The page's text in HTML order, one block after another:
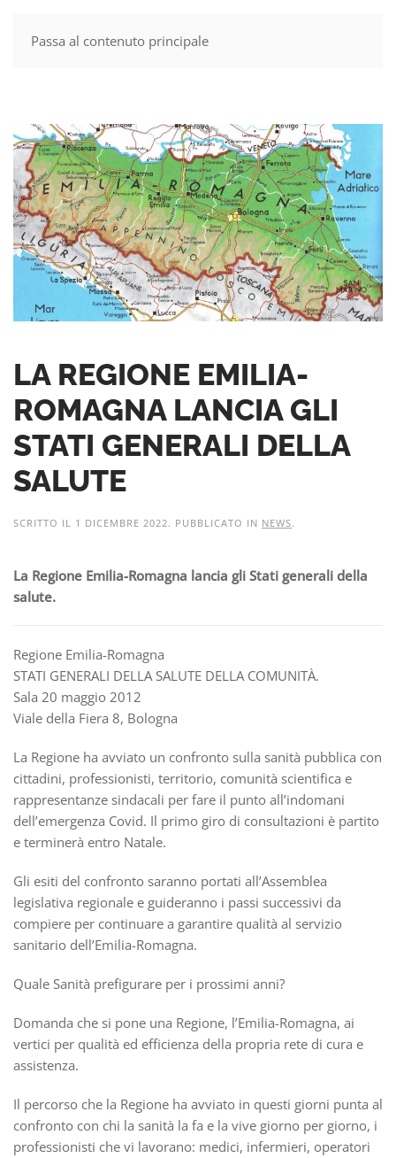
Passa al contenuto principale
MENU
LA REGIONE EMILIA-
ROMAGNA LANCIA GLI
STATI GENERALI DELLA
SALUTE
SCRITTO IL 1 DICEMBRE 2022. PUBBLICATO IN NEWS.
La Regione Emilia-Romagna lancia gli Stati generali della
salute.
Regione Emilia-Romagna
STATI GENERALI DELLA SALUTE DELLA COMUNITÀ.
Sala 20 maggio 2012
Viale della Fiera 8, Bologna
La Regione ha avviato un confronto sulla sanità pubblica con
cittadini, professionisti, territorio, comunità scientifica e
rappresentanze sindacali per fare il punto all’indomani
dell’emergenza Covid. Il primo giro di consultazioni è partito
e terminerà entro Natale.
Gli esiti del confronto saranno portati all’Assemblea
legislativa regionale e guideranno i passi successivi da
compiere per continuare a garantire qualità al servizio
sanitario dell’Emilia-Romagna.
Quale Sanità prefigurare per i prossimi anni?
Domanda che si pone una Regione, l’Emilia-Romagna, ai
vertici per qualità ed efficienza della propria rete di cura e
assistenza.
Il percorso che la Regione ha avviato in questi giorni punta al
confronto con chi la sanità la fa e la vive giorno per giorno, i
professionisti che vi lavorano: medici, infermieri, operatori